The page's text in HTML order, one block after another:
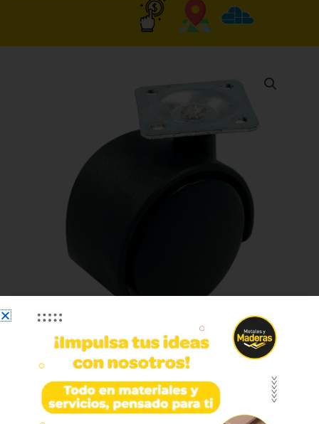
Rodachina 401 Plataforma
Nylon Negra 40 Mm